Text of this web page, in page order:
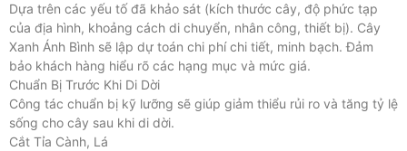
Dựa trên các yếu tố đã khảo sát (kích thước cây, độ phức tạp
của địa hình, khoảng cách di chuyển, nhân công, thiết bị). Cây
Xanh Ánh Bình sẽ lập dự toán chi phí chi tiết, minh bạch. Đảm
bảo khách hàng hiểu rõ các hạng mục và mức giá.
Chuẩn Bị Trước Khi Di Dời
Công tác chuẩn bị kỹ lưỡng sẽ giúp giảm thiểu rủi ro và tăng tỷ lệ
sống cho cây sau khi di dời.
Cắt Tỉa Cành, Lá